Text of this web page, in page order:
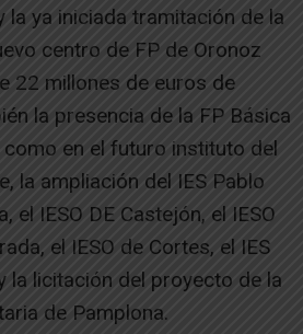
la ya iniciada tramitación de la
centro de FP de Oronoz
22 millones de euros de
la presencia de la FP Básica
en el futuro instituto del
la ampliación del IES Pablo
el IESO DE Castejón, el IESO
el IESO de Cortes, el IES
la licitación del proyecto de la
de Pamplona.